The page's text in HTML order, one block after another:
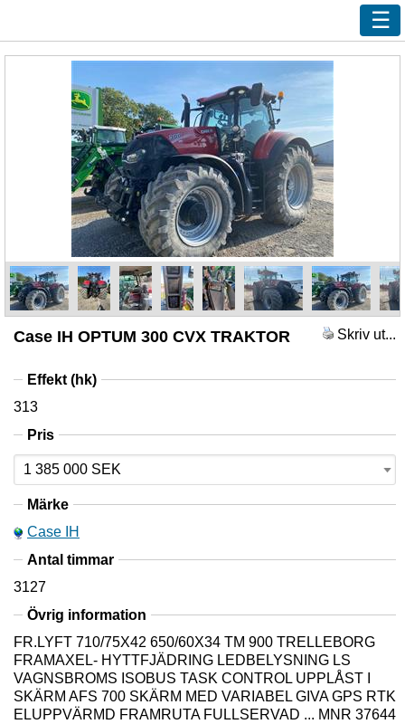
Ny sökning
Våra handlare
Annonsera
Kundservice
Logga in
Skriv ut...
Case IH OPTUM 300 CVX TRAKTOR
Effekt (hk)
313
Pris
Märke
Case IH
Antal timmar
3127
Övrig information
FR.LYFT 710/75X42 650/60X34 TM 900 TRELLEBORG
FRAMAXEL- HYTTFJÄDRING LEDBELYSNING LS
VAGNSBROMS ISOBUS TASK CONTROL UPPLÅST I
SKÄRM AFS 700 SKÄRM MED VARIABEL GIVA GPS RTK
ELUPPVÄRMD FRAMRUTA FULLSERVAD ... MNR 37644